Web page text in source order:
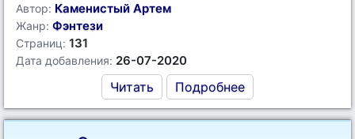
Автор: Каменистый Артем
Жанр: Фэнтези
Страниц: 131
Дата добавления: 26-07-2020
Читать Подробнее